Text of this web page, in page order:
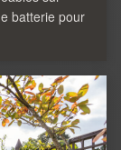
batterie pour